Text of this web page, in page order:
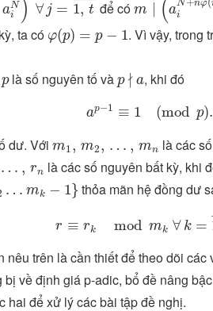
aN
i
) ∀ j = 1, t để cóm ∣ (aN nφ
i
ta có φ(p) = p − 1
φ(p) −
. Vì vậy, trong
p
plà số nguyên tố và p ∤ a
p ∤ a , khi đó
ap−1 ≡ 1 (mod p).
ap ≡ mod p
dư. Với m1, m2, … , mn
m1 m2, … m n
là các
… , rn
n là các số nguyên bất kỳ, khi
… mk − 1}
1} thỏa mãn hệ đồng dư
r ≡ rk mod mk ∀ k =
.
nêu trên là cần thiết để theo dõi
về định giá p-adic, bổ đề nâng
hai để xử lý các bài tập đề nghị.